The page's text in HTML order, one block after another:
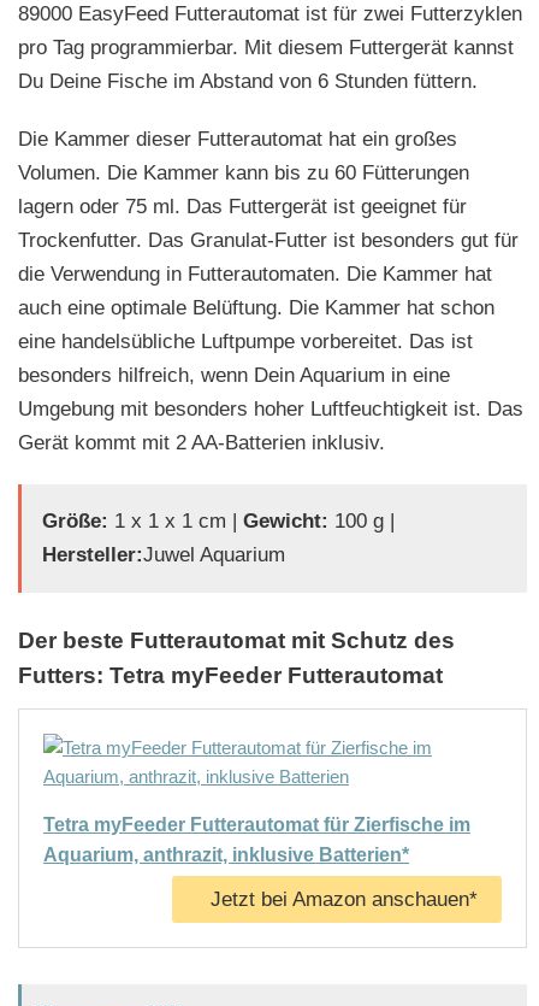
89000 EasyFeed Futterautomat ist für zwei Futterzyklen
pro Tag programmierbar. Mit diesem Futtergerät kannst
Du Deine Fische im Abstand von 6 Stunden füttern.
Die Kammer dieser Futterautomat hat ein großes
Volumen. Die Kammer kann bis zu 60 Fütterungen
lagern oder 75 ml. Das Futtergerät ist geeignet für
Trockenfutter. Das Granulat-Futter ist besonders gut für
die Verwendung in Futterautomaten. Die Kammer hat
auch eine optimale Belüftung. Die Kammer hat schon
eine handelsübliche Luftpumpe vorbereitet. Das ist
besonders hilfreich, wenn Dein Aquarium in eine
Umgebung mit besonders hoher Luftfeuchtigkeit ist. Das
Gerät kommt mit 2 AA-Batterien inklusiv.
Größe: ‎1 x 1 x 1 cm | Gewicht: 100 g |
Hersteller:Juwel Aquarium
Der beste Futterautomat mit Schutz des
Futters: Tetra myFeeder Futterautomat
Tetra myFeeder Futterautomat für Zierfische im
Aquarium, anthrazit, inklusive Batterien*
Jetzt bei Amazon anschauen*